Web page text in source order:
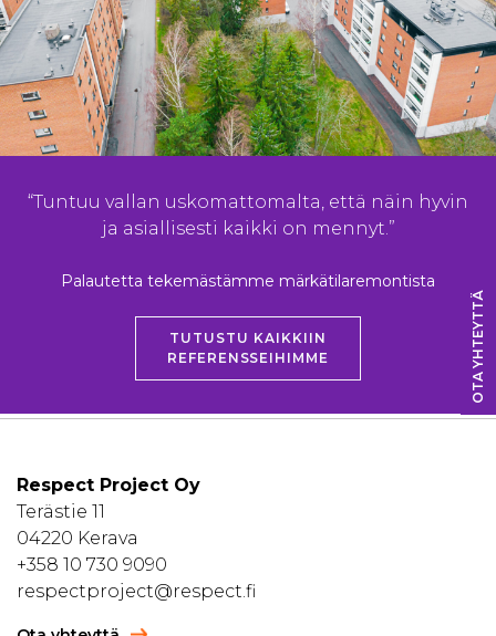
OTA YHTEYTTÄ
“Tuntuu vallan uskomattomalta, että näin hyvin
ja asiallisesti kaikki on mennyt.”
Palautetta tekemästämme märkätilaremontista
TUTUSTU KAIKKIIN
REFERENSSEIHIMME
Respect Project Oy
Terästie 11
04220 Kerava
+358 10 730 9090
respectproject@respect.fi